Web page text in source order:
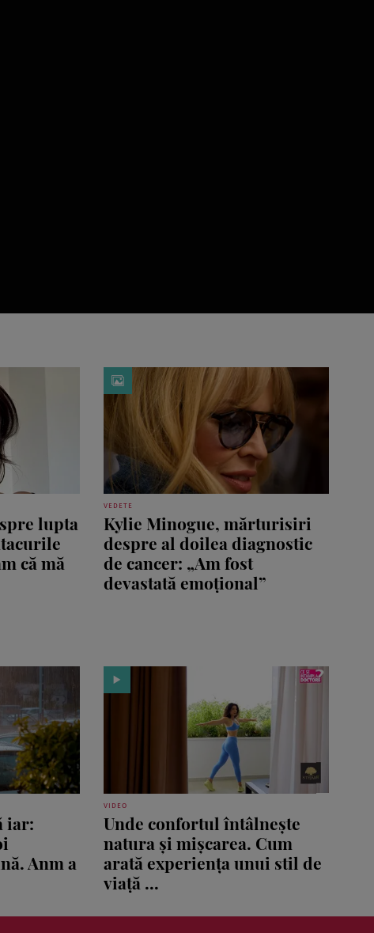
lupta
că mă
VEDETE
Kylie Minogue, mărturisiri
despre al doilea diagnostic
de cancer: „Am fost
devastată emoțional”
iar:
Anm a
VIDEO
Unde confortul întâlnește
natura și mișcarea. Cum
arată experiența unui stil de
viață ...